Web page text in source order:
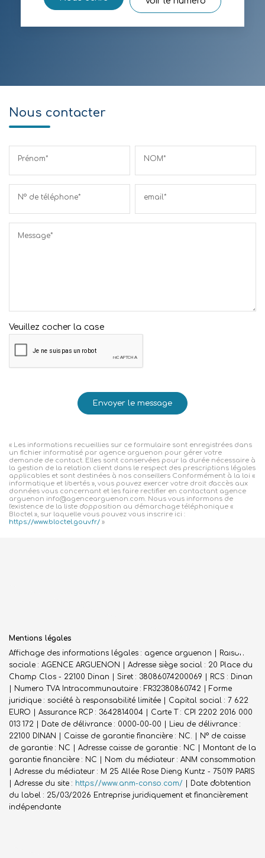
Nous contacter
Prénom* NOM*
N° de téléphone* email*
Message*
Veuillez cocher la case
Envoyer le message
« Les informations recueillies sur ce formulaire sont enregistrées dans
un fichier informatisé par agence arguenon pour gérer votre
demande de contact. Elles sont conservées pour la durée nécessaire à
la gestion de la relation client dans le respect des prescriptions légales
applicables et sont destinées à nos conseillers Conformément à la loi «
informatique et libertés », vous pouvez exercer votre droit d'accès aux
données vous concernant et les faire rectifier en contactant agence
arguenon info@agencearguenon.com. Nous vous informons de
l'existence de la liste d'opposition au démarchage téléphonique «
Bloctel », sur laquelle vous pouvez vous inscrire ici :
https://www.bloctel.gouv.fr/ »
Mentions légales
Affichage des informations légales : agence arguenon | Raison
sociale : AGENCE ARGUENON | Adresse siège social : 20 Place du
Champ Clos - 22100 Dinan | Siret : 38086074200069 | RCS : Dinan
| Numero TVA Intracommunautaire : FR32380860742 | Forme
juridique : société à responsabilité limitée | Capital social : 7 622
EURO | Assurance RCP : 3642814004 | Carte T : CPI 2202 2016 000
013 172 | Date de délivrance : 0000-00-00 | Lieu de délivrance :
22100 DINAN | Caisse de garantie financière : NC. | N° de caisse
de garantie : NC | Adresse caisse de garantie : NC | Montant de la
garantie financière : NC | Nom du médiateur : ANM consommation
| Adresse du médiateur : M 25 Allée Rose Dieng Kuntz - 75019 PARIS
| Adresse du site : https://www.anm-conso.com/ | Date d'obtention
du label : 25/03/2026 Entreprise juridiquement et financièrement
indépendante